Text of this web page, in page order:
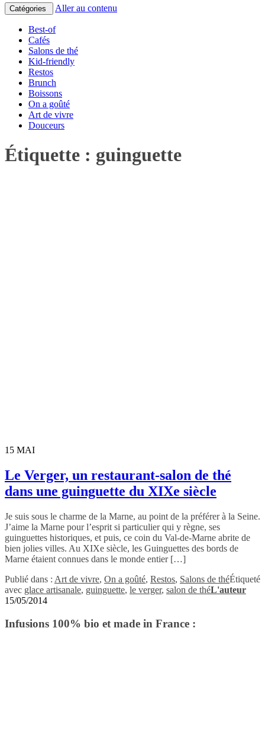
Catégories Aller au contenu
Best-of
Cafés
Salons de thé
Kid-friendly
Restos
Brunch
Boissons
On a goûté
Art de vivre
Douceurs
Étiquette : guinguette
15 MAI
Le Verger, un restaurant-salon de thé
dans une guinguette du XIXe siècle
Je suis sous le charme de la Marne, au point de la préférer à la Seine.
J’aime la Marne pour l’esprit si particulier qui y règne, ses
guinguettes historiques, et puis, ce coin du Val-de-Marne abrite de
bien jolies villes. Au XIXe siècle, les Guinguettes des bords de
Marne étaient connues dans le monde entier […]
Publié dans : Art de vivre, On a goûté, Restos, Salons de théÉtiqueté
avec glace artisanale, guinguette, le verger, salon de théL'auteur
15/05/2014
Infusions 100% bio et made in France :